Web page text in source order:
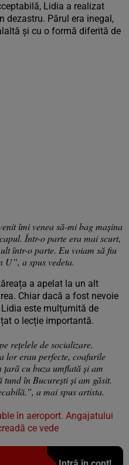
Lidia a realizat
dezastru. Părul era inegal,
și cu o formă diferită de
îmi venea să-mi bag mașina
Într-o parte era mai scurt,
într-o parte. Eu voiam să fiu
U”, a spus vedeta.
a apelat la un alt
Chiar dacă a fost nevoie
este mulțumită de
o lecție importantă.
rețelele de socializare.
lor erau perfecte, coafurile
cu buza umflată și am
tund în București și am găsit.
a mai spus artista.
în aeroport. Angajatului
ce vede